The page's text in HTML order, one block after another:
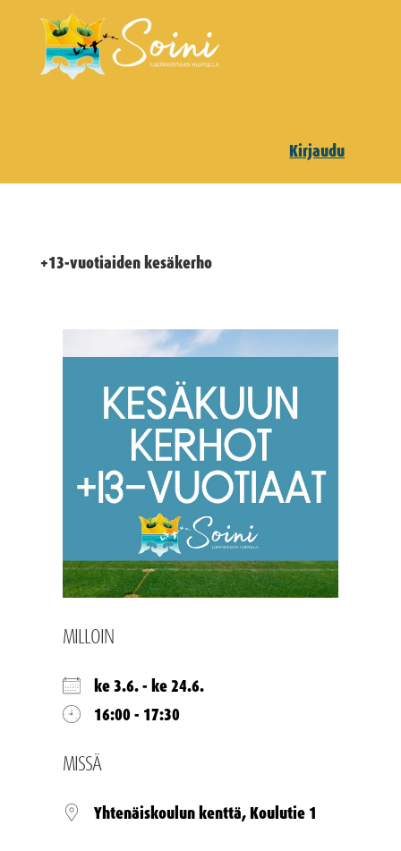
Kirjaudu
+13-vuotiaiden kesäkerho
MILLOIN
ke 3.6. - ke 24.6.
16:00 - 17:30
MISSÄ
Yhtenäiskoulun kenttä, Koulutie 1